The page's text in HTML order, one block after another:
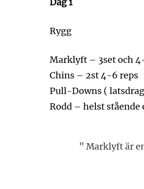
Dag 1
Rygg
Marklyft – 3set och
Chins – 2st 4-6 reps
Pull-Downs (
Rodd – helst
” Marklyft är